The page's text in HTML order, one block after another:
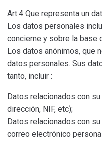
Art.4 Que representa un
Los datos personales
concierne y sobre la base
Los datos anónimos, que
datos personales. Sus
tanto, incluir :
Datos relacionados con
dirección, NIF, etc);
Datos relacionados con
correo electrónico